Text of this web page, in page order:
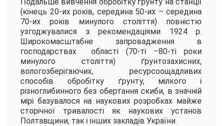
(кінець 20-их років, середина 50-их – середина
70-их років минулого століття) повністю
узгоджувалися з рекомендаціями 1924 р.
Широкомасштабне запровадження в
господарствах області (70-ті –80-ті роки
минулого століття) ґрунтозахисних,
вологозберігаючих, ресурсоощадливих
способів обробітку ґрунту, мілкого і
різноглибинного без обертання скиби, в значній
мірі базувалося на наукових розробках майже
сторічної тривалості як наукових установ
Полтавщини, так і інших закладів України.